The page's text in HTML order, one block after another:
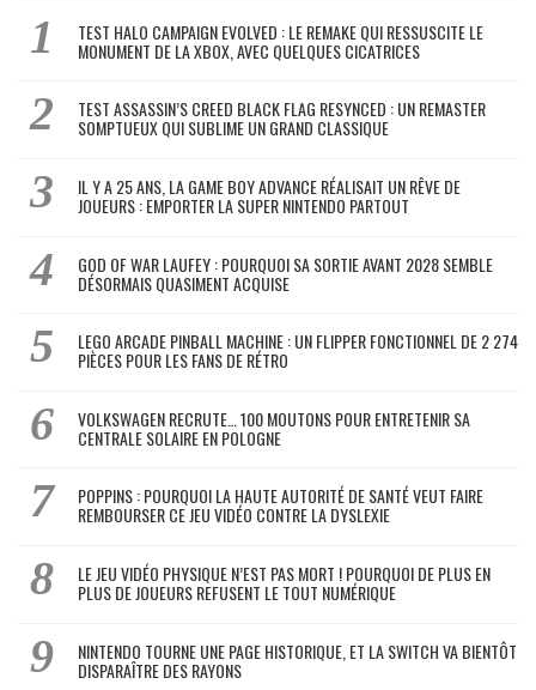
TEST HALO CAMPAIGN EVOLVED : LE REMAKE QUI RESSUSCITE LE
MONUMENT DE LA XBOX, AVEC QUELQUES CICATRICES
TEST ASSASSIN’S CREED BLACK FLAG RESYNCED : UN REMASTER
SOMPTUEUX QUI SUBLIME UN GRAND CLASSIQUE
IL Y A 25 ANS, LA GAME BOY ADVANCE RÉALISAIT UN RÊVE DE
JOUEURS : EMPORTER LA SUPER NINTENDO PARTOUT
GOD OF WAR LAUFEY : POURQUOI SA SORTIE AVANT 2028 SEMBLE
DÉSORMAIS QUASIMENT ACQUISE
LEGO ARCADE PINBALL MACHINE : UN FLIPPER FONCTIONNEL DE 2 274
PIÈCES POUR LES FANS DE RÉTRO
VOLKSWAGEN RECRUTE… 100 MOUTONS POUR ENTRETENIR SA
CENTRALE SOLAIRE EN POLOGNE
POPPINS : POURQUOI LA HAUTE AUTORITÉ DE SANTÉ VEUT FAIRE
REMBOURSER CE JEU VIDÉO CONTRE LA DYSLEXIE
LE JEU VIDÉO PHYSIQUE N’EST PAS MORT ! POURQUOI DE PLUS EN
PLUS DE JOUEURS REFUSENT LE TOUT NUMÉRIQUE
NINTENDO TOURNE UNE PAGE HISTORIQUE, ET LA SWITCH VA BIENTÔT
DISPARAÎTRE DES RAYONS